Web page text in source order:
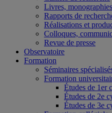
Livres,
Rapports de
Réalisations et
Colloques,
Revue de presse
Observatoire
Formation
Séminaires
Formation
Études de 1er
Études de 2e
Études de 3e